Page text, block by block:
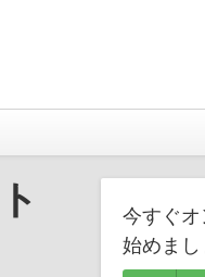
今すぐ
始めまし